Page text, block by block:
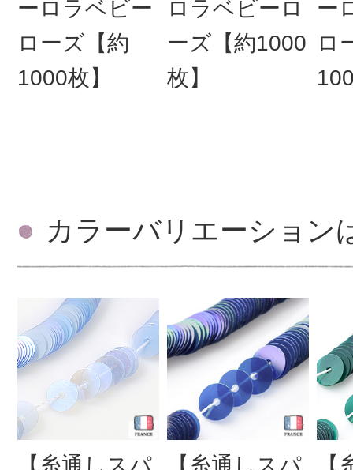
ーロラベビー
ローズ【約
1000枚】
ロラベビーロ
ーズ【約1000
枚】
ー
ロ
カラーバリエーション
【糸通しスパ
【糸通しスパ